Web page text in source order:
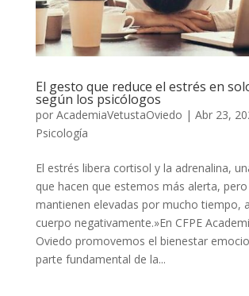
El gesto que reduce el estrés en
según los psicólogos
por AcademiaVetustaOviedo | Abr 23,
Psicología
El estrés libera cortisol y la adrenalina,
que hacen que estemos más alerta, pero
mantienen elevadas por mucho tiempo,
cuerpo negativamente.»En CFPE
Oviedo promovemos el bienestar
parte fundamental de la...